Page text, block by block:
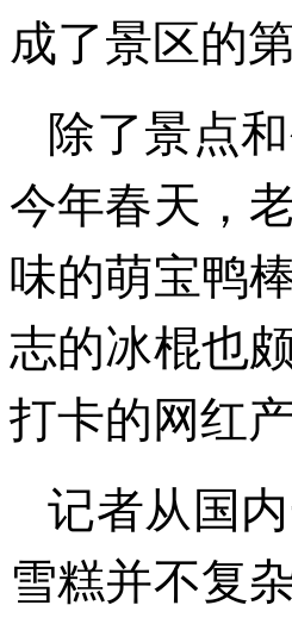
成了景区的
除了景点
今年春天，
味的萌宝鸭
志的冰棍也
打卡的网红产
记者从国
雪糕并不复